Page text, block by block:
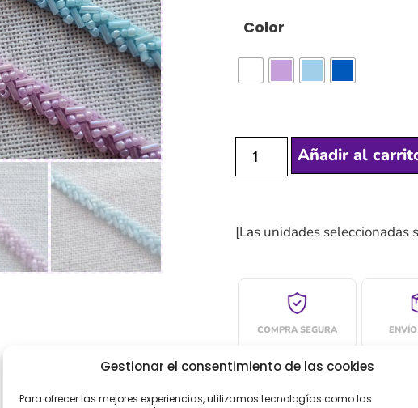
Gestionar el consentimiento de las cookies
Para ofrecer las mejores experiencias, utilizamos tecnologías como las
Color
Añadir al
[Las unidades seleccionadas
COMPRA SEGURA